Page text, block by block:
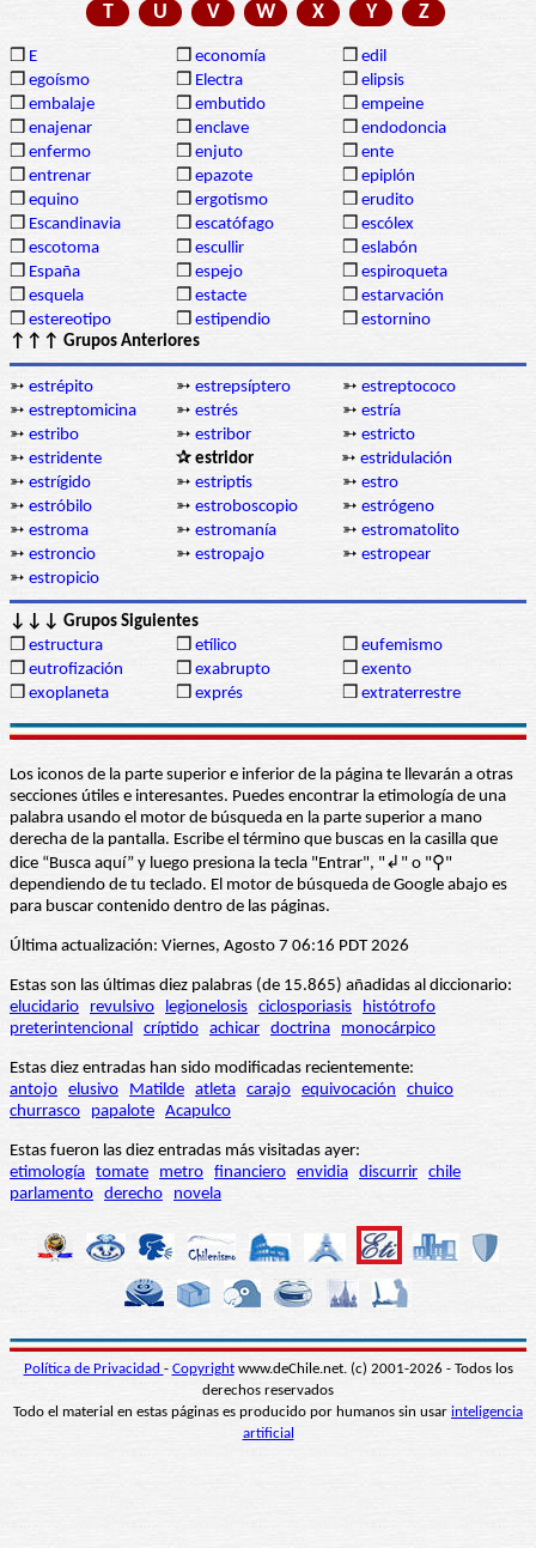
T
U V W X Y Z
❒ E ❒ economía ❒ edil
❒ egoísmo ❒ Electra ❒ elipsis
❒ embalaje ❒ embutido ❒ empeine
❒ enajenar ❒ enclave ❒ endodoncia
❒ enfermo ❒ enjuto ❒ ente
❒ entrenar ❒ epazote ❒ epiplón
❒ equino ❒ ergotismo ❒ erudito
❒ Escandinavia ❒ escatófago ❒ escólex
❒ escotoma ❒ escullir ❒ eslabón
❒ España ❒ espejo ❒ espiroqueta
❒ esquela ❒ estacte ❒ estarvación
❒ estereotipo ❒ estipendio ❒ estornino
↑↑↑ Grupos Anteriores
➳ estrépito ➳ estrepsíptero ➳ estreptococo
➳ estreptomicina ➳ estrés ➳ estría
➳ estribo ➳ estribor ➳ estricto
➳ estridente ✰ estridor ➳ estridulación
➳ estrígido ➳ estriptis ➳ estro
➳ estróbilo ➳ estroboscopio ➳ estrógeno
➳ estroma ➳ estromanía ➳ estromatolito
➳ estroncio ➳ estropajo ➳ estropear
➳ estropicio
↓↓↓ Grupos Siguientes
❒ estructura ❒ etílico ❒ eufemismo
❒ eutrofización ❒ exabrupto ❒ exento
❒ exoplaneta ❒ exprés ❒ extraterrestre
Los iconos de la parte superior e inferior de la página te llevarán a otras
secciones útiles e interesantes. Puedes encontrar la etimología de una
palabra usando el motor de búsqueda en la parte superior a mano
derecha de la pantalla. Escribe el término que buscas en la casilla que
dice “Busca aquí” y luego presiona la tecla "Entrar", "↲" o "⚲"
dependiendo de tu teclado. El motor de búsqueda de Google abajo es
para buscar contenido dentro de las páginas.
Última actualización: Viernes, Agosto 7 06:16 PDT 2026
Estas son las últimas diez palabras (de 15.865) añadidas al diccionario:
elucidario
revulsivo legionelosis ciclosporiasis
histótrofo
preterintencional críptido achicar doctrina monocárpico
Estas diez entradas han sido modificadas recientemente:
antojo elusivo Matilde atleta carajo equivocación
chuico
churrasco
papalote Acapulco
Estas fueron las diez entradas más visitadas ayer:
etimología tomate metro financiero envidia discurrir chile
parlamento derecho novela
Política de Privacidad - Copyrightwww.deChile.net. (c) 2001-2026 - Todos los
derechos reservados
Todo el material en estas páginas es producido por humanos sin usar inteligencia
artificial